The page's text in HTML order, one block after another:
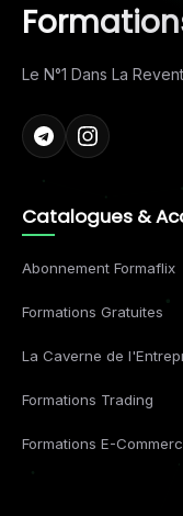
Le N°1 Dans La
Catalogues &
Abonnement Formaflix
Formations Gratuites
La Caverne de
Formations Trading
Formations E-